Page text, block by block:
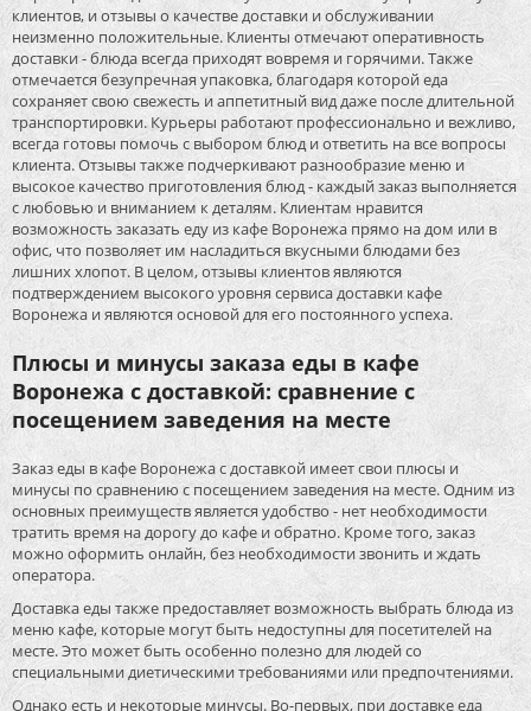
клиентов, и отзывы о качестве доставки и обслуживании
неизменно положительные. Клиенты отмечают оперативность
доставки - блюда всегда приходят вовремя и горячими. Также
отмечается безупречная упаковка, благодаря которой еда
сохраняет свою свежесть и аппетитный вид даже после длительной
транспортировки. Курьеры работают профессионально и вежливо,
всегда готовы помочь с выбором блюд и ответить на все вопросы
клиента. Отзывы также подчеркивают разнообразие меню и
высокое качество приготовления блюд - каждый заказ выполняется
с любовью и вниманием к деталям. Клиентам нравится
возможность заказать еду из кафе Воронежа прямо на дом или в
офис, что позволяет им насладиться вкусными блюдами без
лишних хлопот. В целом, отзывы клиентов являются
подтверждением высокого уровня сервиса доставки кафе
Воронежа и являются основой для его постоянного успеха.
Плюсы и минусы заказа еды в кафе
Воронежа с доставкой: сравнение с
посещением заведения на месте
Заказ еды в кафе Воронежа с доставкой имеет свои плюсы и
минусы по сравнению с посещением заведения на месте. Одним из
основных преимуществ является удобство - нет необходимости
тратить время на дорогу до кафе и обратно. Кроме того, заказ
можно оформить онлайн, без необходимости звонить и ждать
оператора.
Доставка еды также предоставляет возможность выбрать блюда из
меню кафе, которые могут быть недоступны для посетителей на
месте. Это может быть особенно полезно для людей со
специальными диетическими требованиями или предпочтениями.
Однако есть и некоторые минусы. Во-первых, при доставке еда